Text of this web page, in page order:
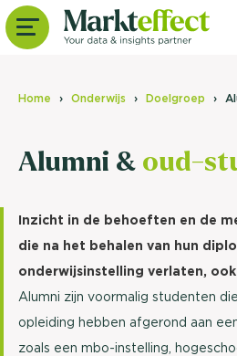
Home Onderwijs Doelgroep
Alumni & oud-
Inzicht in de behoeften en de
die na het behalen van hun
onderwijsinstelling verlaten,
Alumni zijn voormalig studenten
opleiding hebben afgerond aan
zoals een mbo-instelling,